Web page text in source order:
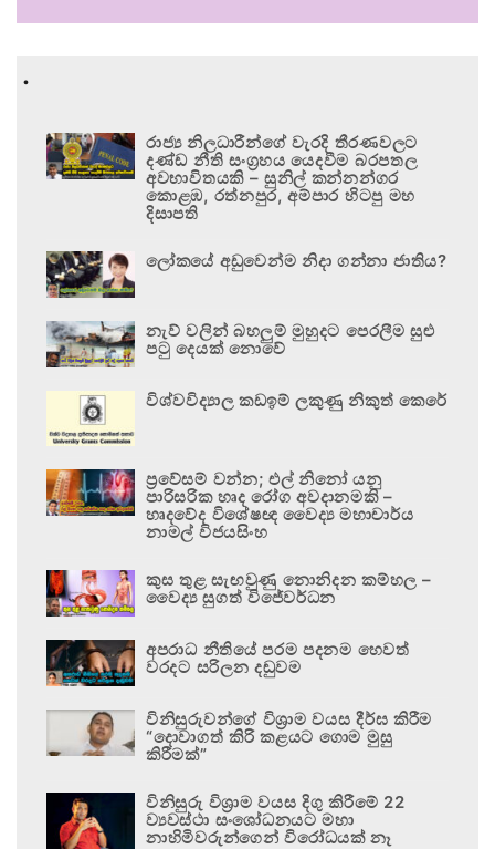
.
රාජ්‍ය නිලධාරීන්ගේ වැරදි තීරණවලට
දණ්ඩ නීති සංග්‍රහය යෙදවීම බරපතල
අවභාවිතයකි – සුනිල් කන්නන්ගර
කොළඹ, රත්නපුර, අම්පාර හිටපු මහ
දිසාපති
ලෝකයේ අඩුවෙන්ම නිදා ගන්නා ජාතිය?
නැව් වලින් බහලුම් මුහුදට පෙරලීම සුළු
පටු දෙයක් නොවේ
විශ්වවිද්‍යාල කඩඉම් ලකුණු නිකුත් කෙරේ
ප්‍රවේසම් වන්න; එල් නිනෝ යනු
පාරිසරික හෘද රෝග අවදානමකි –
හෘදවේද විශේෂඥ වෛද්‍ය මහාචාර්ය
නාමල් විජයසිංහ
කුස තුළ සැඟවුණු නොනිදන කම්හල –
වෛද්‍ය සුගත් විජේවර්ධන
අපරාධ නීතියේ පරම පදනම හෙවත්
වරදට සරිලන දඬුවම
විනිසුරුවන්ගේ විශ්‍රාම වයස දීර්ඝ කිරීම
“දොවාගත් කිරි කළයට ගොම මුසු
කිරීමක්”
විනිසුරු විශ්‍රාම වයස දිගු කිරීමේ 22
ව්‍යවස්ථා සංශෝධනයට මහා
නාහිමිවරුන්ගෙන් විරෝධයක් නෑ